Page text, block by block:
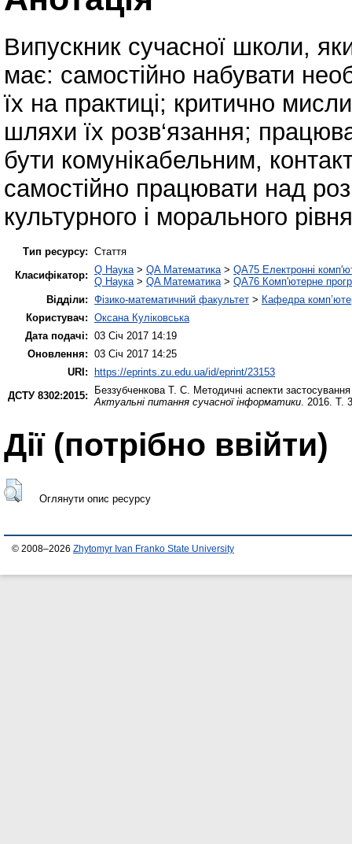
Випускник сучасної школи,
має: самостійно набувати
їх на практиці; критично
шляхи їх розв‘язання;
бути комунікабельним,
самостійно працювати над
культурного і морального
Тип ресурсу: Стаття
Класифікатор: Q Наука > QA Математика > QA75 Електронні
Q Наука > QA Математика > QA76 Комп'ютерне
Відділи: Фізико-математичний факультет > Кафедра
Користувач: Оксана Куліковська
Дата подачі: 03 Січ 2017 14:19
Оновлення: 03 Січ 2017 14:25
URI: https://eprints.zu.edu.ua/id/eprint/23153
ДСТУ 8302:2015:
Беззубченкова Т. С. Методичні аспекти
Актуальні питання сучасної інформатики . 2016. Т.
Дії ​​(потрібно ввійти)
Оглянути опис ресурсу
© 2008–2026 Zhytomyr Ivan Franko State University